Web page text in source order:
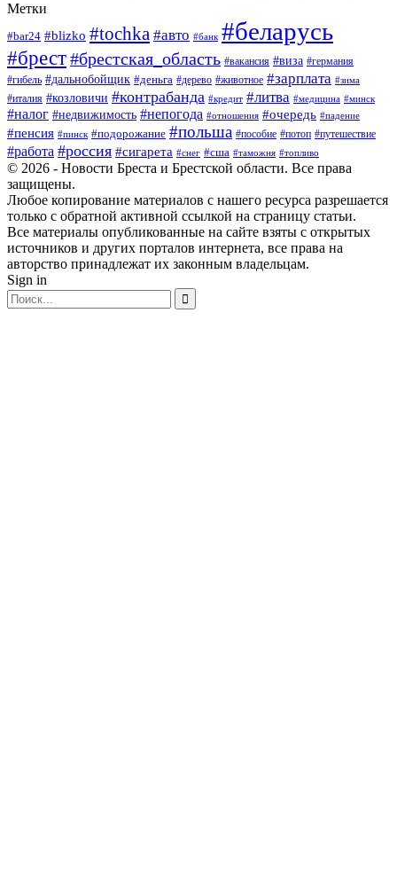
Метки
#bar24 #blizko #tochka #авто #банк #беларусь
#брест#брестская_область #вакансия #виза #германия
#гибель #дальнобойщик #деньга #дерево #животное #зарплата #зима
#италия #козловичи #контрабанда #кредит #литва #медицина #минск
#налог #недвижимость #непогода #отношения #очередь #падение
#пенсия #пинск #подорожание #польша #пособие #потоп #путешествие
#работа #россия #сигарета #снег #сша #таможня #топливо
© 2026 - Новости Бреста и Брестской области. Все права
защищены.
Любое копирование материалов с нашего ресурса разрешается
только с обратной активной ссылкой на страницу статьи.
Все материалы опубликованные на сайте взяты с открытых
источников и других порталов интернета, все права на
авторство принадлежат их законным владельцам.
Sign in